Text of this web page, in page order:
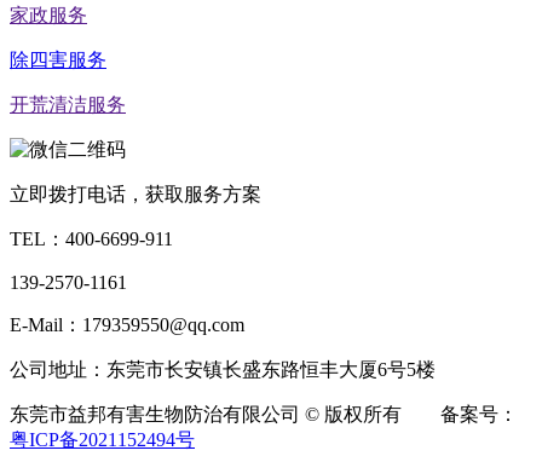
家政服务
除四害服务
开荒清洁服务
立即拨打电话，获取服务方案
TEL： 400-6699-911
139-2570-1161
E-Mail：179359550@qq.com
公司地址：东莞市长安镇长盛东路恒丰大厦6号5楼
东莞市益邦有害生物防治有限公司 © 版权所有 备案号：
粤ICP备2021152494号